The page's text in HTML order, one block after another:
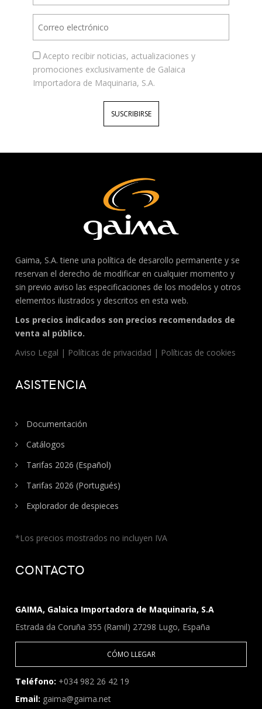
Acepto recibir noticias, actualizaciones y
promociones exclusivamente de Galaica
Importadora de Maquinaria, S.A.
SUSCRIBIRSE
Gaima, S.A. tiene una política de desarollo permanente y se
reservan el derecho de modificar en cualquier momento y
sin previo aviso las especificaciones de los modelos y otros
elementos ilustrados y descritos en esta web.
Los precios indicados son precios recomendados de
venta al público.
Aviso Legal | Políticas de privacidad | Políticas de cookies
ASISTENCIA
Documentación
Catálogos
Tarifas 2026 (Español)
Tarifas 2026 (Portugués)
Explorador de despieces
*Los precios mostrados no incluyen IVA
CONTACTO
GAIMA, Galaica Importadora de Maquinaria, S.A
Estrada da Coruña 355 (Ramil) 27298 Lugo, España
CÓMO LLEGAR
Teléfono: +034 982 26 42 19
Email: gaima@gaima.net